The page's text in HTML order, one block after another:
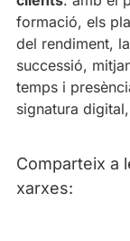
formació, els
del rendiment,
successió,
temps i
signatura
Comparteix a
xarxes: